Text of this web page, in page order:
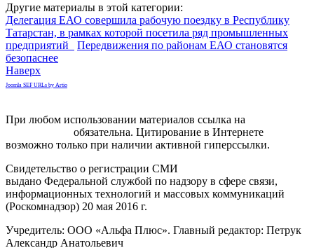
Другие материалы в этой категории:
Делегация ЕАО совершила рабочую поездку в Республику
Татарстан, в рамках которой посетила ряд промышленных
предприятий
Передвижения по районам ЕАО становятся
безопаснее
Наверх
Joomla SEF URLs by Artio
При любом использовании материалов ссылка на
обязательна. Цитирование в Интернете
возможно только при наличии активной гиперссылки.
Свидетельство о регистрации СМИ
выдано Федеральной службой по надзору в сфере связи,
информационных технологий и массовых коммуникаций
(Роскомнадзор) 20 мая 2016 г.
Учредитель: ООО «Альфа Плюс». Главный редактор: Петрук
Александр Анатольевич